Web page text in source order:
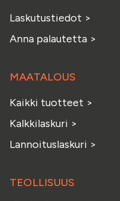
Laskutustiedot >
Anna palautetta >
MAATALOUS
Kaikki tuotteet >
Kalkkilaskuri >
Lannoituslaskuri >
TEOLLISUUS